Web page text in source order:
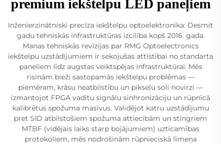
premium iekštelpu LED paneļiem
Inženierzinātniski precīza iekštelpu optoelektronika: Desmit
gadu tehniskās infrastruktūras izcilība kopš 2016. gada.
Manas tehniskās revīzijas par RMG Optoelectronics
iekštelpu uzstādījumiem ir sekojušas attīstībai no standarta
paneliem līdz augstas veiktspējas infrastruktūrai. Mēs
risinām bieži sastopamās iekštelpu problēmas —
piemēram, krāsu neatbilstību un pikseļu soli novirzi —
izmantojot FPGA vadītu signālu sinhronizāciju un rūpnīcā
kalibrētus spožuma masīvus. Validējot katru uzstādījumu
pret SID atbilstošiem spožuma attiecībām un stingriem
MTBF (vidējais laiks starp bojājumiem) uzticamības
protokoliem, mēs nodrošinām rūpnieciskā līmeņa